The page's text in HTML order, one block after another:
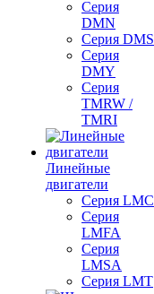
Серия
DMN
Серия DMS
Серия
DMY
Серия
TMRW /
TMRI
Линейные
двигатели
Серия LMC
Серия
LMFA
Серия
LMSA
Серия LMT